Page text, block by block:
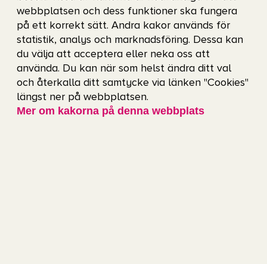
exponering rakt in i publikupplevelsen.
webbplatsen och dess funktioner ska fungera
på ett korrekt sätt. Andra kakor används för
statistik, analys och marknadsföring. Dessa kan
du välja att acceptera eller neka oss att
använda. Du kan när som helst ändra ditt val
och återkalla ditt samtycke via länken "Cookies"
längst ner på webbplatsen.
Mer om kakorna på denna webbplats